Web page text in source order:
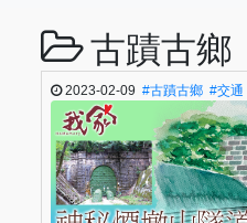
古蹟古鄉
2023-02-09 #古蹟古鄉 #交通